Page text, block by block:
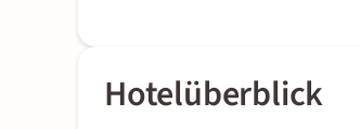
Hotelüberblick